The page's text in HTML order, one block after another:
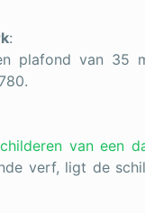
:
plafond van 35
van een
verf, ligt de